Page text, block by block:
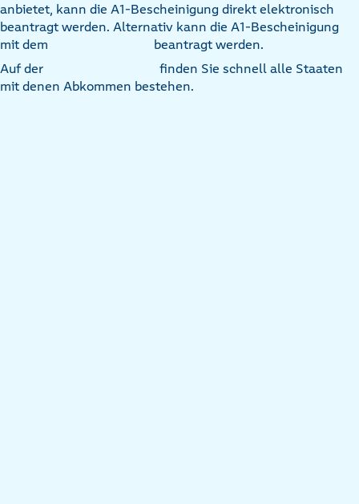
anbietet, kann die A1-Bescheinigung direkt elektronisch
beantragt werden. Alternativ kann die A1-Bescheinigung
mit dem
beantragt werden.
Auf der
finden Sie schnell alle Staaten
mit denen Abkommen bestehen.